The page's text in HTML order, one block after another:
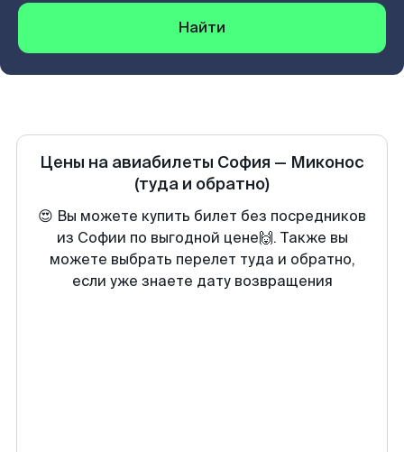
Найти
Цены на авиабилеты София — Миконос
(туда и обратно)
😍 Вы можете купить билет без посредников
из Софии по выгодной цене🙌. Также вы
можете выбрать перелет туда и обратно,
если уже знаете дату возвращения